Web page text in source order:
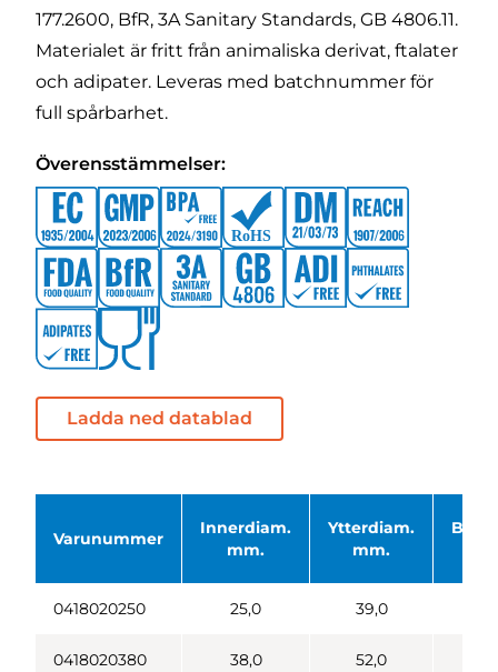
177.2600, BfR, 3A Sanitary Standards, GB 4806.11.
Materialet är fritt från animaliska derivat, ftalater
och adipater. Leveras med batchnummer för
full spårbarhet.
Överensstämmelser:
Ladda ned datablad
Varunummer
Innerdiam.
mm.
Ytterdiam.
mm.
0418020250 25,0 39,0
0418020380 38,0 52,0